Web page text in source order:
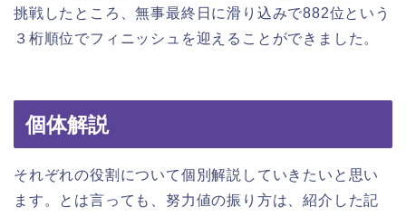
挑戦したところ、無事最終日に滑り込みで882位という
３桁順位でフィニッシュを迎えることができました。
個体解説
それぞれの役割について個別解説していきたいと思い
ます。とは言っても、努力値の振り方は、紹介した記